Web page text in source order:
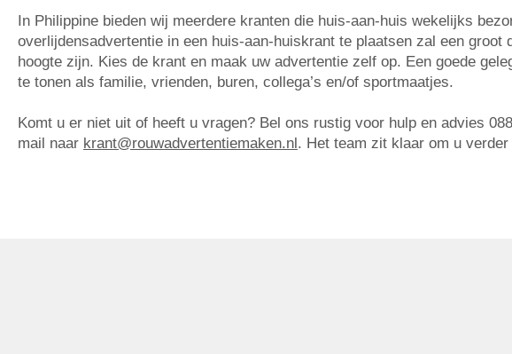
In Philippine bieden wij meerdere kranten die huis-aan-huis wekelijks
overlijdensadvertentie in een huis-aan-huiskrant te plaatsen zal een groot
hoogte zijn. Kies de krant en maak uw advertentie zelf op. Een goede
te tonen als familie, vrienden, buren, collega’s en/of sportmaatjes.
Komt u er niet uit of heeft u vragen? Bel ons rustig voor hulp en advies
mail naar krant@rouwadvertentiemaken.nl. Het team zit klaar om u verder